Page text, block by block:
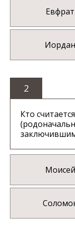
Евфрат
Иордан
2
Кто
Моисей